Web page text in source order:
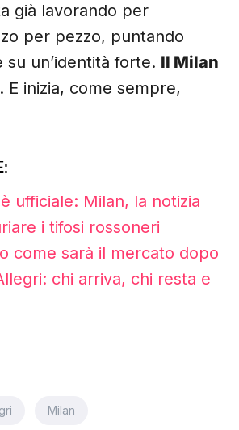
già lavorando per
per pezzo, puntando
su un’identità forte. Il Milan
. E inizia, come sempre,
ufficiale: Milan, la notizia
i tifosi rossoneri
come sarà il mercato dopo
chi arriva, chi resta e
Milan